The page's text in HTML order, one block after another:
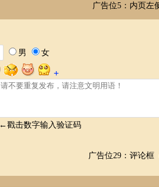
广告位5：内页左
广告位29：评论框